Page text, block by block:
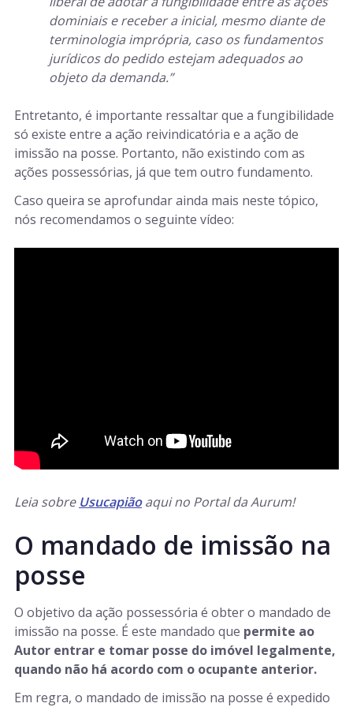
dominiais e receber a inicial, mesmo diante de
terminologia imprópria, caso os fundamentos
jurídicos do pedido estejam adequados ao
objeto da demanda.”
Entretanto, é importante ressaltar que a fungibilidade
só existe entre a ação reivindicatória e a ação de
imissão na posse. Portanto, não existindo com as
ações possessórias, já que tem outro fundamento.
Caso queira se aprofundar ainda mais neste tópico,
nós recomendamos o seguinte vídeo:
Leia sobre Usucapiãoaqui no Portal da Aurum!
O mandado de imissão na
posse
O objetivo da ação possessória é obter o mandado de
imissão na posse. É este mandado que permite ao
Autor entrar e tomar posse do imóvel legalmente,
quando não há acordo com o ocupante anterior.
Em regra, o mandado de imissão na posse é expedido